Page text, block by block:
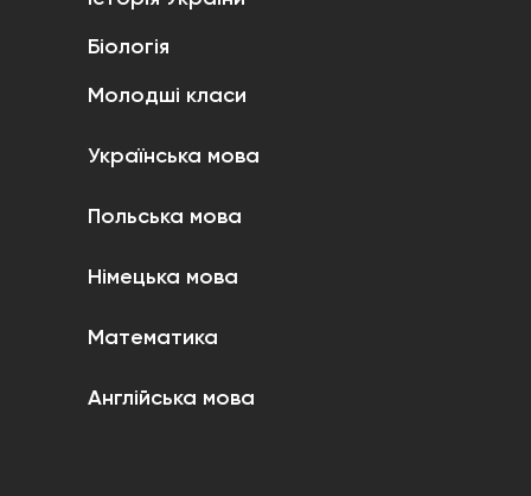
Біологія
Молодші класи
Українська мова
Польська мова
Німецька мова
Математика
Англійська мова